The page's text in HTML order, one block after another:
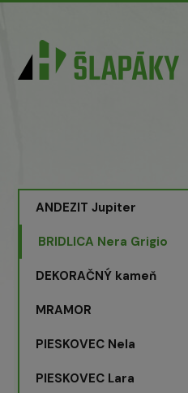
ANDEZIT Jupiter
BRIDLICA Nera Grigio
DEKORAČNÝ kameň
MRAMOR
PIESKOVEC Nela
PIESKOVEC Lara